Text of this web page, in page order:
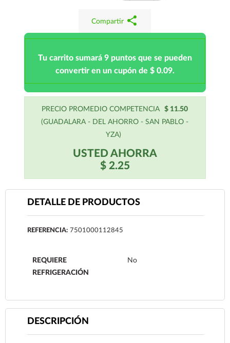
Compartir share
Tu carrito sumará 9 puntos que se pueden
convertir en un cupón de $ 0.09.
PRECIO PROMEDIO COMPETENCIA
$ 11.50
(GUADALARA - DEL AHORRO - SAN PABLO -
YZA)
USTED AHORRA
$ 2.25
DETALLE DE PRODUCTOS
REFERENCIA: 7501000112845
REQUIERE
REFRIGERACIÓN
No
DESCRIPCIÓN